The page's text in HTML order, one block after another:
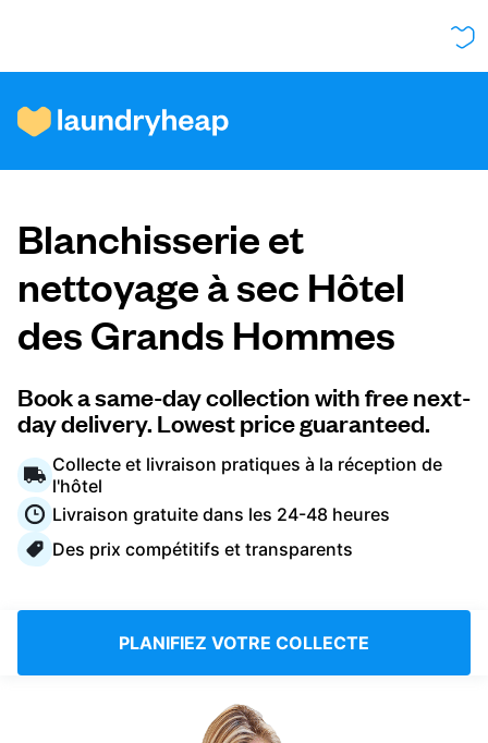
Comment ça fonctionne
Prix et services
À propos de nous
Pour les entreprises
Connectez-vous
Blanchisserie et
nettoyage à sec Hôtel
des Grands Hommes
Book a same-day collection with free next-
day delivery. Lowest price guaranteed.
Collecte et livraison pratiques à la réception de
l'hôtel
Livraison gratuite dans les 24-48 heures
Des prix compétitifs et transparents
PLANIFIEZ VOTRE COLLECTE